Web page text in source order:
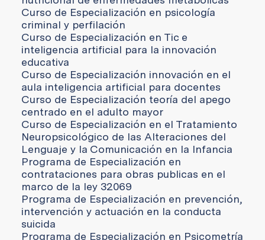
Curso de Especialización en psicología
criminal y perfilación
Curso de Especialización en Tic e
inteligencia artificial para la innovación
educativa
Curso de Especialización innovación en el
aula inteligencia artificial para docentes
Curso de Especialización teoría del apego
centrado en el adulto mayor
Curso de Especialización en el Tratamiento
Neuropsicológico de las Alteraciones del
Lenguaje y la Comunicación en la Infancia
Programa de Especialización en
contrataciones para obras publicas en el
marco de la ley 32069
Programa de Especialización en prevención,
intervención y actuación en la conducta
suicida
Programa de Especialización en Psicometría